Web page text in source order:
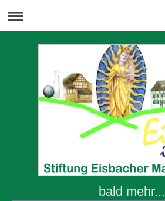
bald mehr...